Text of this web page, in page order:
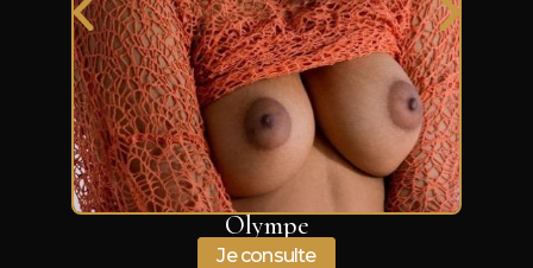
Olympe
Je consulte